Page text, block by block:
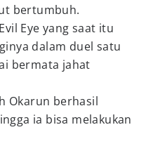
bertumbuh.
Eye yang saat itu
dalam duel satu
bermata jahat
Okarun berhasil
ia bisa melakukan